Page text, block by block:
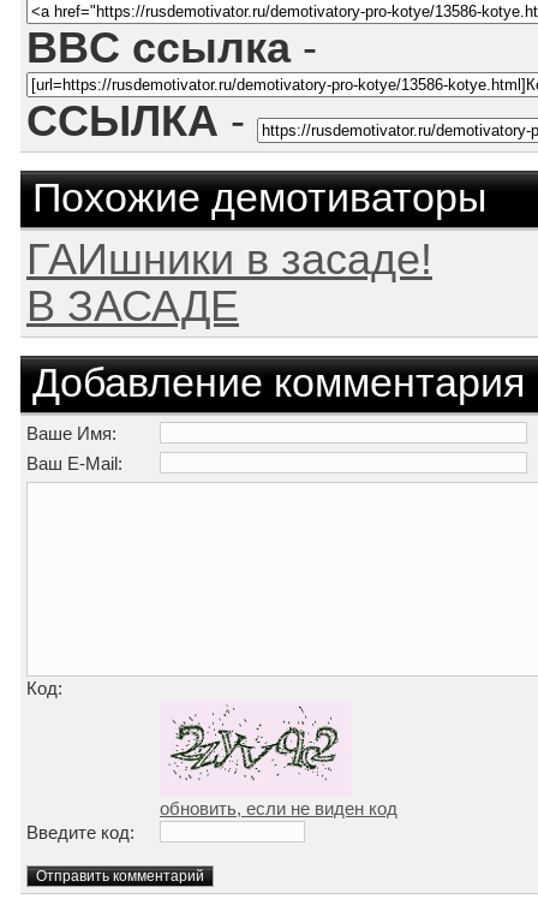
BBC ссылка-
ССЫЛКА -
Похожие демотиваторы
ГАИшники в засаде!
В ЗАСАДЕ
Добавление комментария
Ваше Имя:
Ваш E-Mail:
Код:
обновить, если не виден код
Введите код: